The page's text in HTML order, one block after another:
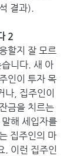
결과).
2
할지 잘 모르
니다. 새 아
인이 투자 목
나, 집주인이
금을 치르는
해 세입자를
집주인의 마
. 이런 집주인